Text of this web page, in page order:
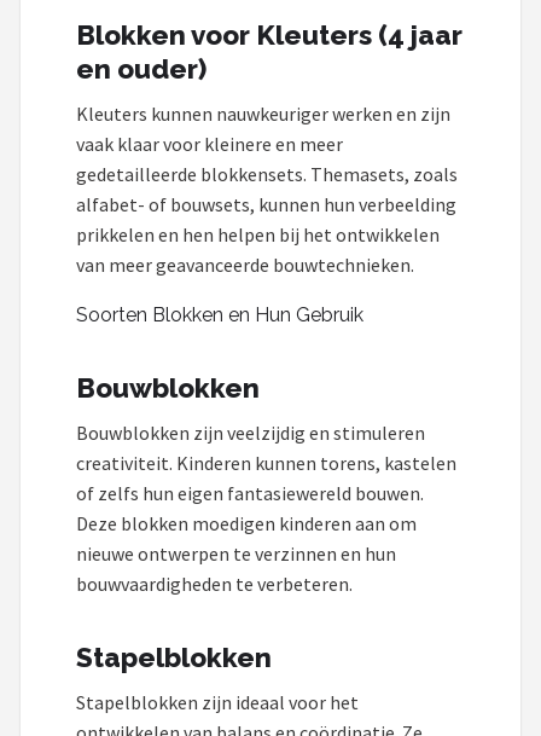
Blokken voor Kleuters (4 jaar
en ouder)
Kleuters kunnen nauwkeuriger werken en zijn
vaak klaar voor kleinere en meer
gedetailleerde blokkensets. Themasets, zoals
alfabet- of bouwsets, kunnen hun verbeelding
prikkelen en hen helpen bij het ontwikkelen
van meer geavanceerde bouwtechnieken.
Soorten Blokken en Hun Gebruik
Bouwblokken
Bouwblokken zijn veelzijdig en stimuleren
creativiteit. Kinderen kunnen torens, kastelen
of zelfs hun eigen fantasiewereld bouwen.
Deze blokken moedigen kinderen aan om
nieuwe ontwerpen te verzinnen en hun
bouwvaardigheden te verbeteren.
Stapelblokken
Stapelblokken zijn ideaal voor het